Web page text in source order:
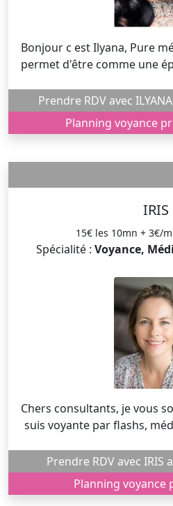
Bonjour c est Ilyana, Pure
permet d'être comme une
Planning voyance
IRIS
15€ les 10mn + 3€/
Spécialité : Voyance,
Chers consultants, je vous
suis voyante par flashs,
Planning voyance